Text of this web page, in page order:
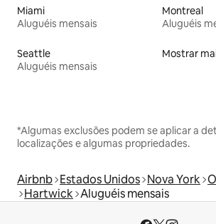
Miami
Aluguéis mensais
Montreal
Aluguéis
Seattle
Aluguéis mensais
Mostrar
*Algumas exclusões podem se aplicar a
localizações e algumas propriedades.
Airbnb Estados Unidos Nova York
Hartwick Aluguéis mensais